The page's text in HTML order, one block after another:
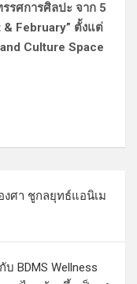
รศการศิลปะ จาก 5
February” ตั้งแต่
Culture Space
งศา ชูกลยุทธ์แอนิเม
BDMS Wellness